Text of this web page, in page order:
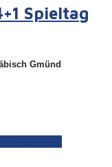
Spieltag
Gmünd